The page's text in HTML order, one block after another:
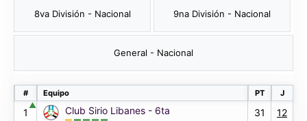
8va División - Nacional 9na División - Nacional
General - Nacional
# Equipo PT J
1
▲ Club Sirio Libanes - 6ta 31
12